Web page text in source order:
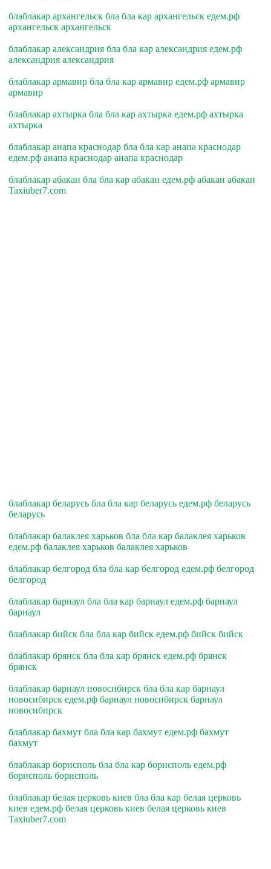
блаблакар архангельск бла бла кар архангельск едем.рф
архангельск архангельск
блаблакар александрия бла бла кар александрия едем.рф
александрия александрия
блаблакар армавир бла бла кар армавир едем.рф армавир
армавир
блаблакар ахтырка бла бла кар ахтырка едем.рф ахтырка
ахтырка
блаблакар анапа краснодар бла бла кар анапа краснодар
едем.рф анапа краснодар анапа краснодар
блаблакар абакан бла бла кар абакан едем.рф абакан абакан
Taxiuber7.com
блаблакар беларусь бла бла кар беларусь едем.рф беларусь
беларусь
блаблакар балаклея харьков бла бла кар балаклея харьков
едем.рф балаклея харьков балаклея харьков
блаблакар белгород бла бла кар белгород едем.рф белгород
белгород
блаблакар барнаул бла бла кар барнаул едем.рф барнаул
барнаул
блаблакар бийск бла бла кар бийск едем.рф бийск бийск
блаблакар брянск бла бла кар брянск едем.рф брянск
брянск
блаблакар барнаул новосибирск бла бла кар барнаул
новосибирск едем.рф барнаул новосибирск барнаул
новосибирск
блаблакар бахмут бла бла кар бахмут едем.рф бахмут
бахмут
блаблакар борисполь бла бла кар борисполь едем.рф
борисполь борисполь
блаблакар белая церковь киев бла бла кар белая церковь
киев едем.рф белая церковь киев белая церковь киев
Taxiuber7.com